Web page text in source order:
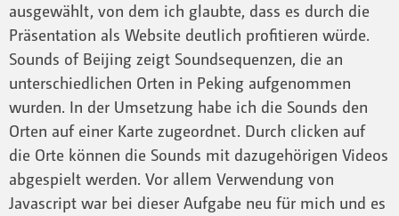
ausgewählt, von dem ich glaubte, dass es durch die
Präsentation als Website deutlich profitieren würde.
Sounds of Beijing zeigt Soundsequenzen, die an
unterschiedlichen Orten in Peking aufgenommen
wurden. In der Umsetzung habe ich die Sounds den
Orten auf einer Karte zugeordnet. Durch clicken auf
die Orte können die Sounds mit dazugehörigen Videos
abgespielt werden. Vor allem Verwendung von
Javascript war bei dieser Aufgabe neu für mich und es